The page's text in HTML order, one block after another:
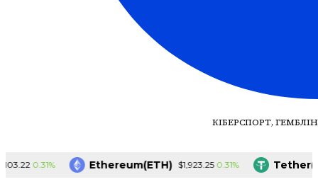
КІБЕРСПОРТ,
0.31% Ethereum(ETH) $1,923.25 0.31%